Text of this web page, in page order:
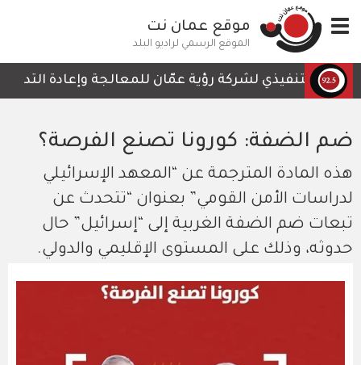
إلى
المحتوى
الرئيسي
Toggle
navigation
موقع عمان نت
الموقع الرسمي لراديو البلد
التنفيذي لشركة رؤية عمّان للمعالجة وإعادة التدوير،
ضم الضفة: كورونا تصنع الفرصة؟
هذه المادة المترجمة عن “المعهد الإسرائيلي
لدراسات الأمن القومي” بعنوان “تتحدث عن
تبعات ضم الضفة الغربية إلى “إسرائيل” حال
حدوثه، وذلك على المستوى الإقليمي والدولي.